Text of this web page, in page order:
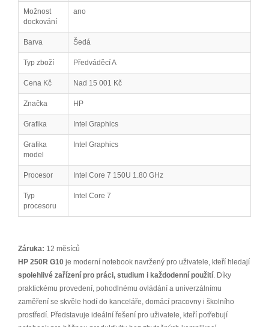
Možnost
dockování
ano
Barva Šedá
Typ zboží Předváděcí A
Cena Kč Nad 15 001 Kč
Značka HP
Grafika Intel Graphics
Grafika
model
Intel Graphics
Procesor Intel Core 7 150U 1.80 GHz
Typ
procesoru
Intel Core 7
Záruka: 12 měsíců
HP 250R G10 je moderní notebook navržený pro uživatele, kteří hledají
spolehlivé zařízení pro práci, studium i každodenní použití. Díky
praktickému provedení, pohodlnému ovládání a univerzálnímu
zaměření se skvěle hodí do kanceláře, domácí pracovny i školního
prostředí. Představuje ideální řešení pro uživatele, kteří potřebují